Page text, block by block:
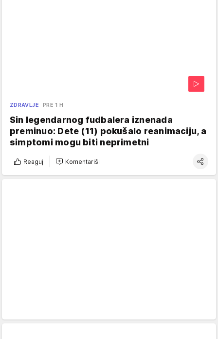
ZDRAVLJE PRE 1 H
Sin legendarnog fudbalera iznenada
preminuo: Dete (11) pokušalo reanimaciju, a
simptomi mogu biti neprimetni
Reaguj Komentariši